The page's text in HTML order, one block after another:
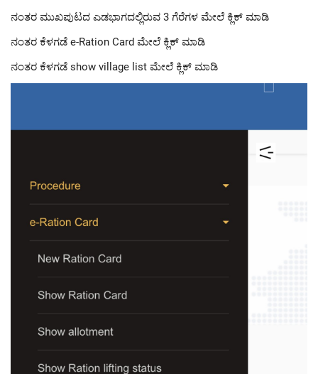
ನಂತರ ಮುಖಪುಟದ ಎಡಭಾಗದಲ್ಲಿರುವ 3 ಗೆರೆಗಳ ಮೇಲೆ ಕ್ಲಿಕ್ ಮಾಡಿ
ನಂತರ ಕೆಳಗಡೆ e-Ration Card ಮೇಲೆ ಕ್ಲಿಕ್ ಮಾಡಿ
ನಂತರ ಕೆಳಗಡೆ show village list ಮೇಲೆ ಕ್ಲಿಕ್ ಮಾಡಿ